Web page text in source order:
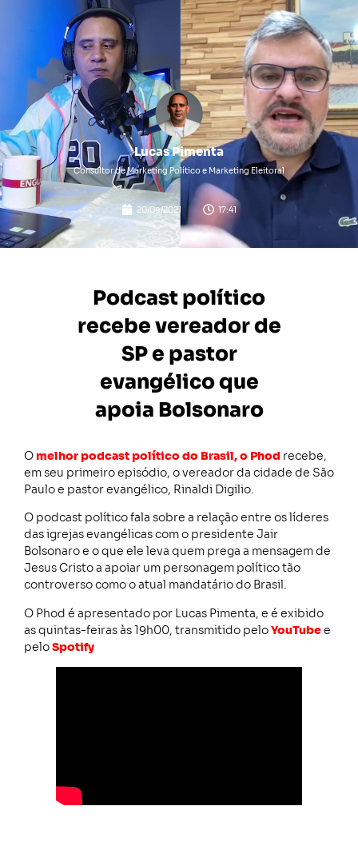
Lucas Pimenta
Consultor de Marketing Político e Marketing Eleitoral
20/09/2021 17:41
Podcast político
recebe vereador de
SP e pastor
evangélico que
apoia Bolsonaro
O melhor podcast político do Brasil, o Phod recebe,
em seu primeiro episódio, o vereador da cidade de São
Paulo e pastor evangélico, Rinaldi Digilio.
O podcast político fala sobre a relação entre os líderes
das igrejas evangélicas com o presidente Jair
Bolsonaro e o que ele leva quem prega a mensagem de
Jesus Cristo a apoiar um personagem político tão
controverso como o atual mandatário do Brasil.
O Phod é apresentado por Lucas Pimenta, e é exibido
as quintas-feiras às 19h00, transmitido peloYouTubee
peloSpotify